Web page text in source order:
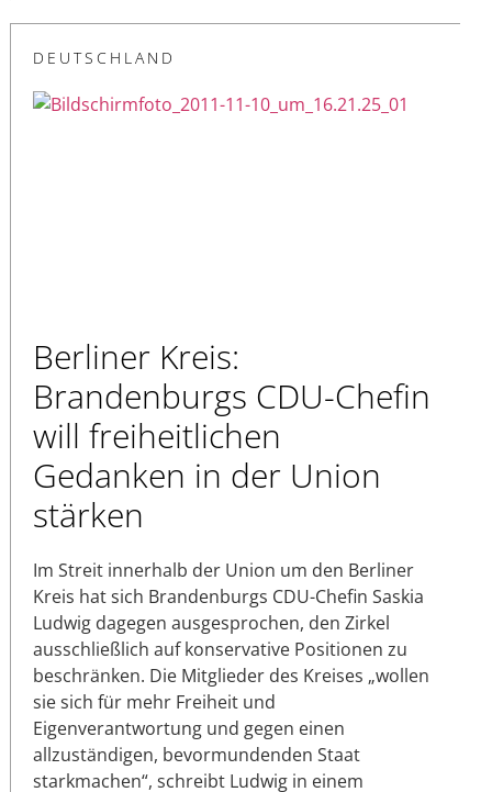
DEUTSCHLAND
Berliner Kreis:
Brandenburgs CDU-Chefin
will freiheitlichen
Gedanken in der Union
stärken
Im Streit innerhalb der Union um den Berliner
Kreis hat sich Brandenburgs CDU-Chefin Saskia
Ludwig dagegen ausgesprochen, den Zirkel
ausschließlich auf konservative Positionen zu
beschränken. Die Mitglieder des Kreises „wollen
sie sich für mehr Freiheit und
Eigenverantwortung und gegen einen
allzuständigen, bevormundenden Staat
starkmachen“, schreibt Ludwig in einem